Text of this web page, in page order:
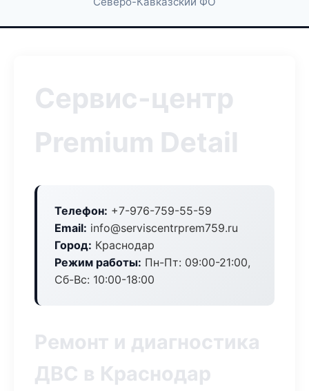
Сервис-центр
Premium Detail
Телефон: +7-976-759-55-59
Email: info@serviscentrprem759.ru
Город: Краснодар
Режим работы: Пн-Пт: 09:00-21:00,
Сб-Вс: 10:00-18:00
Ремонт и диагностика
ДВС в Краснодар